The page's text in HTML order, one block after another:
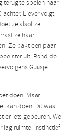
terug te spelen naar
achter. Liever volgt
ze alsof ze
ze haar
Ze pakt een paar
uit. Rond de
Guusje
doen. Maar
kan doen. Dit was
er iets gebeuren. We
lag ruimte. Instinctief